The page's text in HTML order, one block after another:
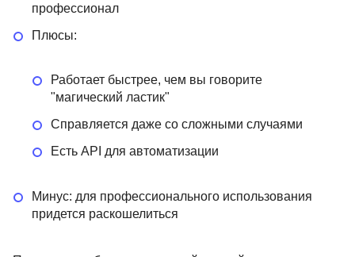
профессионал
Плюсы:
Работает быстрее, чем вы говорите
"магический ластик"
Справляется даже со сложными случаями
Есть API для автоматизации
Минус: для профессионального использования
придется раскошелиться